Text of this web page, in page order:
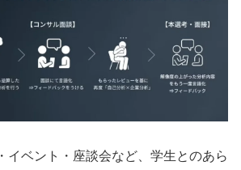
イベント・座談会など、学生とのあら